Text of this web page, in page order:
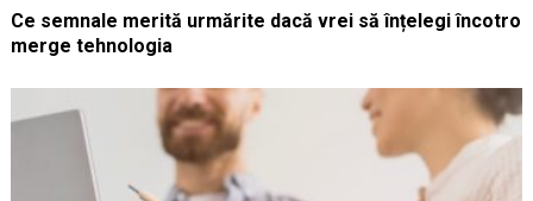
Ce semnale merită urmărite dacă vrei să înțelegi încotro
merge tehnologia